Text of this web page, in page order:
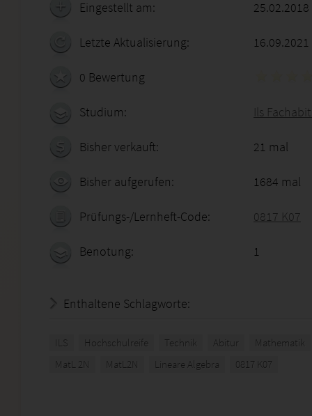
Eingestellt am:
Letzte Aktualisierung: 16.09.2021
0 Bewertung
Studium: Ils
Bisher verkauft: 21 mal
Bisher aufgerufen: 1684 mal
Prüfungs-/Lernheft-Code: 0817 K07
Benotung: 1
Enthaltene Schlagworte:
ILS Hochschulreife Technik Abitur
Mathematik
MatL 2N
MatL2N Lineare Algebra 0817 K07